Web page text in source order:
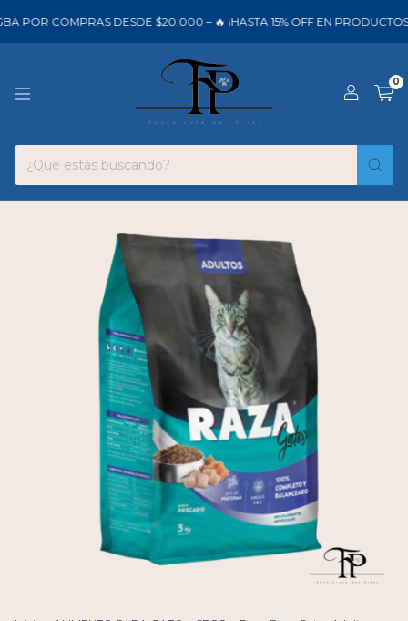
POR COMPRAS DESDE $20.000 – 🔥 ¡HASTA 15% OFF EN PRODUCTOS
0